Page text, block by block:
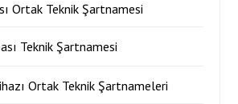
Ortak Teknik Şartnamesi
Teknik Şartnamesi
Ortak Teknik Şartnameleri